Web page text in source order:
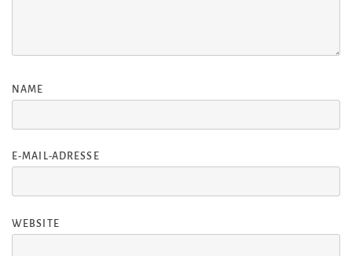
NAME
E-MAIL-ADRESSE
WEBSITE